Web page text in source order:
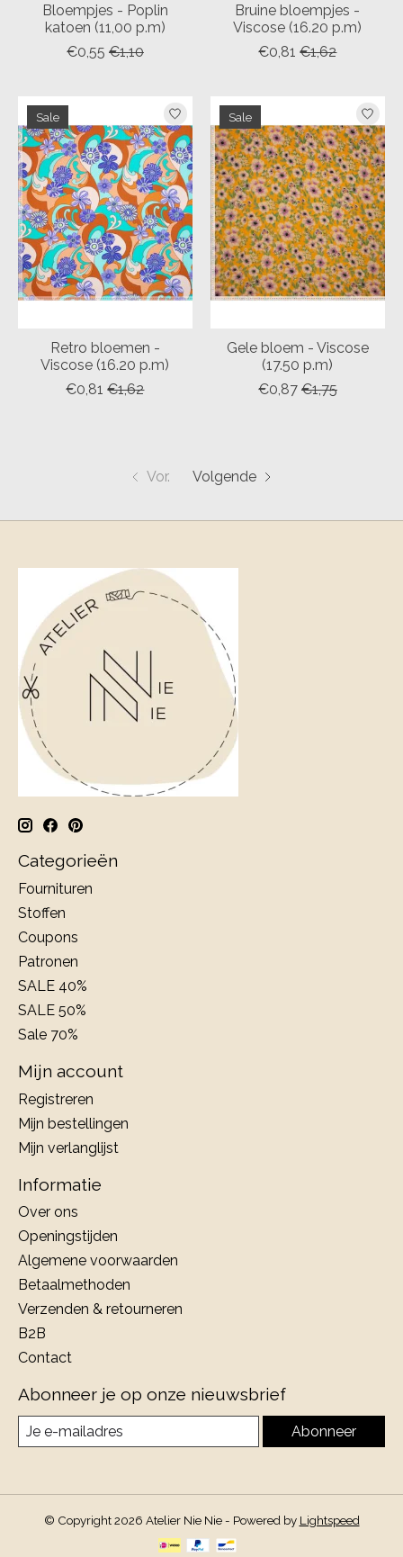
Bloempjes - Poplin
katoen (11,00 p.m)
€0,55 €1,10
Bruine bloempjes -
Viscose (16.20 p.m)
€0,81 €1,62
Sale
Retro bloemen -
Viscose (16.20 p.m)
€0,81 €1,62
Sale
Gele bloem - Viscose
(17.50 p.m)
€0,87 €1,75
Vor. Volgende
Categorieën
Fournituren
Stoffen
Coupons
Patronen
SALE 40%
SALE 50%
Sale 70%
Mijn account
Registreren
Mijn bestellingen
Mijn verlanglijst
Informatie
Over ons
Openingstijden
Algemene voorwaarden
Betaalmethoden
Verzenden & retourneren
B2B
Contact
Abonneer je op onze nieuwsbrief
Abonneer
© Copyright 2026 Atelier Nie Nie - Powered by Lightspeed